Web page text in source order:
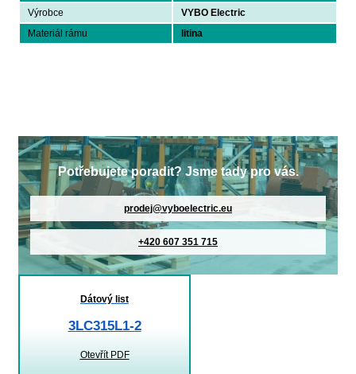
Výrobce
VYBO Electric
Materiál rámu
litina
Potřebujete poradit? Jsme tady pro vás.
prodej@vyboelectric.eu
+420 607 351 715
Dátový list
3LC315L1-2
Otevřít PDF